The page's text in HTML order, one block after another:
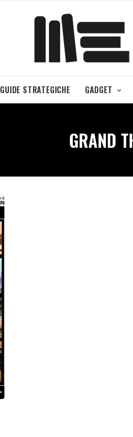
GUIDE STRATEGICHE GADGET
GRAND